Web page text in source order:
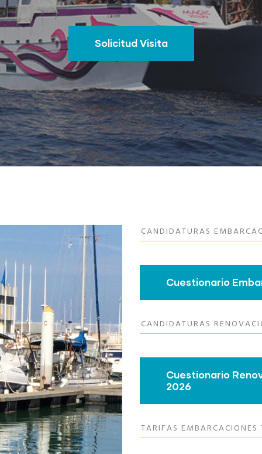
Solicitud Visita
CANDIDATURAS
Cuestionario
CANDIDATURAS
Cuestionario
2026
TARIFAS